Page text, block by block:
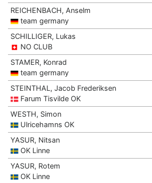
REICHENBACH, Anselm
team germany
SCHILLIGER, Lukas
NO CLUB
STAMER, Konrad
team germany
STEINTHAL, Jacob Frederiksen
Farum Tisvilde OK
WESTH, Simon
Ulricehamns OK
YASUR, Nitsan
OK Linne
YASUR, Rotem
OK Linne